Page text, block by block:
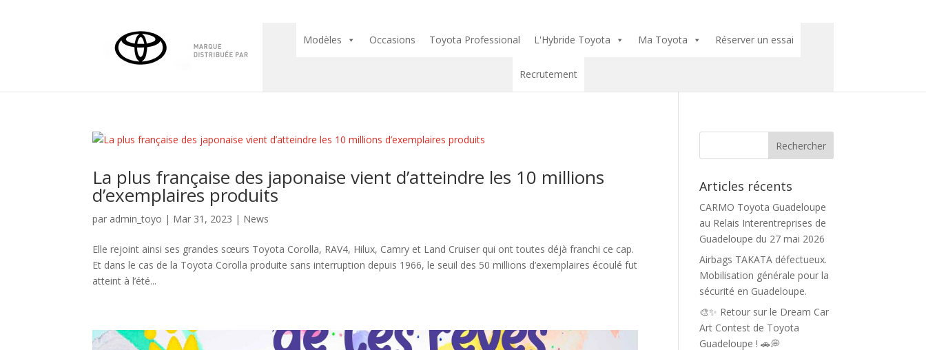
Modèles Occasions Toyota Professional L'Hybride Toyota Ma Toyota Réserver un essai
Recrutement
La plus française des japonaise vient d’atteindre les 10 millions
d’exemplaires produits
par admin_toyo | Mar 31, 2023 | News
Elle rejoint ainsi ses grandes sœurs Toyota Corolla, RAV4, Hilux, Camry et Land Cruiser qui ont toutes déjà franchi ce cap.
Et dans le cas de la Toyota Corolla produite sans interruption depuis 1966, le seuil des 50 millions d’exemplaires écoulé fut
atteint à l’été...
Articles récents
CARMO Toyota Guadeloupe
au Relais Interentreprises de
Guadeloupe du 27 mai 2026
Airbags TAKATA défectueux.
Mobilisation générale pour la
sécurité en Guadeloupe.
🎨✨ Retour sur le Dream Car
Art Contest de Toyota
Guadeloupe ! 🚗💭